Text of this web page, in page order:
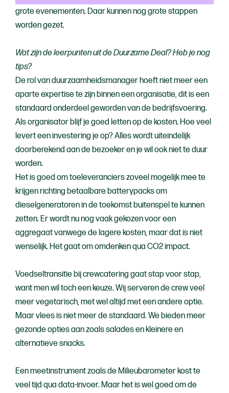
grote evenementen. Daar kunnen nog grote stappen
worden gezet.
Wat zijn de leerpunten uit de Duurzame Deal? Heb je nog
tips?
De rol van duurzaamheidsmanager hoeft niet meer een
aparte expertise te zijn binnen een organisatie, dit is een
standaard onderdeel geworden van de bedrijfsvoering.
Als organisator blijf je goed letten op de kosten. Hoe veel
levert een investering je op? Alles wordt uiteindelijk
doorberekend aan de bezoeker en je wil ook niet te duur
worden.
Het is goed om toeleveranciers zoveel mogelijk mee te
krijgen richting betaalbare batterypacks om
dieselgeneratoren in de toekomst buitenspel te kunnen
zetten. Er wordt nu nog vaak gekozen voor een
aggregaat vanwege de lagere kosten, maar dat is niet
wenselijk. Het gaat om omdenken qua CO2 impact.
Voedseltransitie bij crewcatering gaat stap voor stap,
want men wil toch een keuze. Wij serveren de crew veel
meer vegetarisch, met wel altijd met een andere optie.
Maar vlees is niet meer de standaard. We bieden meer
gezonde opties aan zoals salades en kleinere en
alternatieve snacks.
Een meetinstrument zoals de Milieubarometer kost te
veel tijd qua data-invoer. Maar het is wel goed om de